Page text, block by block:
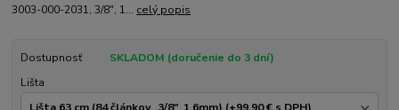
3003-000-2031, 3/8", 1... celý popis
Dostupnosť
SKLADOM (doručenie do 3 dní)
Lišta